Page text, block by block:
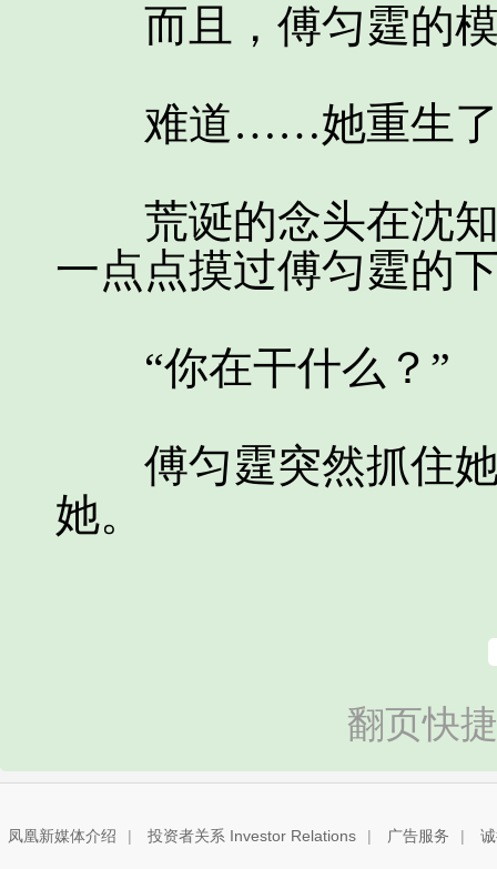
而且，傅匀霆的模
难道……她重生了
荒诞的念头在沈知
一点点摸过傅匀霆的
“你在干什么？”
傅匀霆突然抓住她
她。
翻页快
凤凰新媒体介绍 | 投资者关系 Investor Relations | 广告服务 |